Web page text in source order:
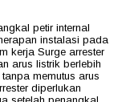
petir internal
instalasi pada
kerja Surge arrester
arus listrik berlebih
memutus arus
diperlukan